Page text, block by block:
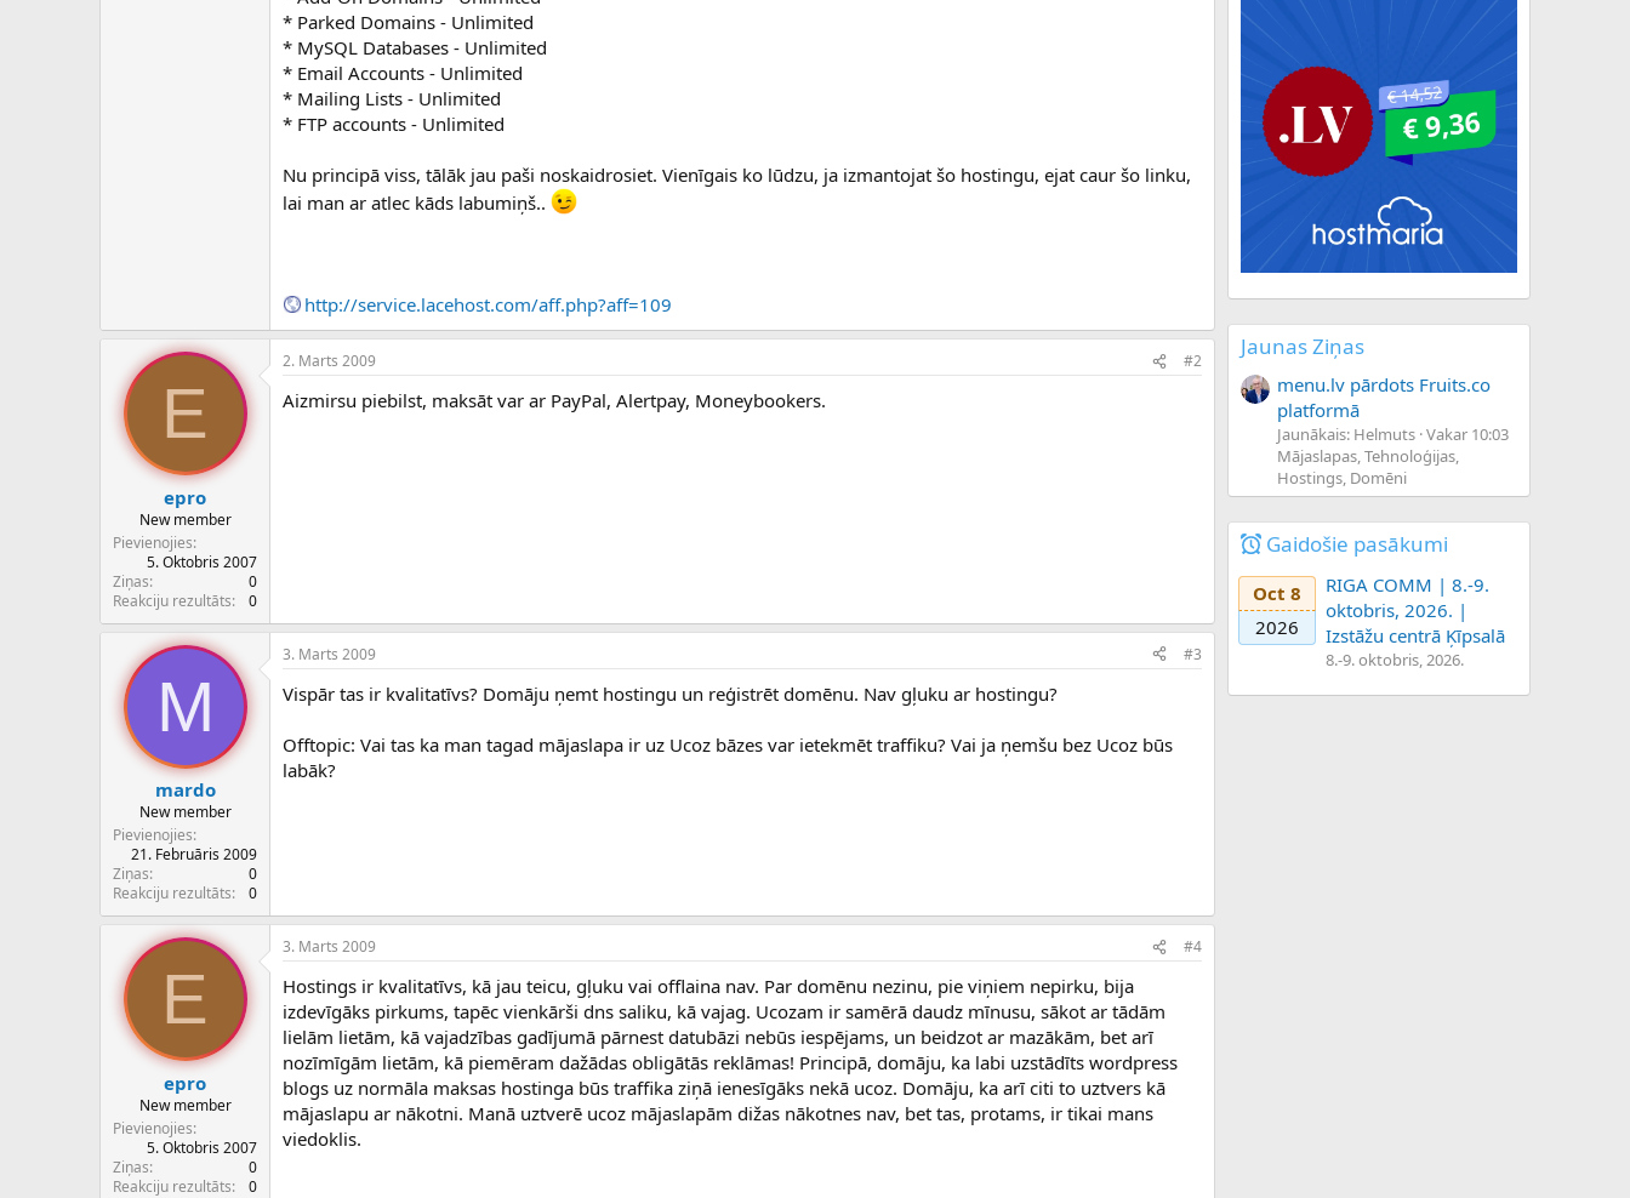
* Parked Domains - Unlimited
* MySQL Databases - Unlimited
* Email Accounts - Unlimited
* Mailing Lists - Unlimited
* FTP accounts - Unlimited
Nu principā viss, tālāk jau paši noskaidrosiet. Vienīgais ko lūdzu, ja izmantojat šo hostingu, ejat caur šo linku,
lai man ar atlec kāds labumiņš..
http://service.lacehost.com/aff.php?aff=109
E
epro
New member
Pievienojies
5. Oktobris 2007
Ziņas
0
Reakciju rezultāts
0
2. Marts 2009 #2
Aizmirsu piebilst, maksāt var ar PayPal, Alertpay, Moneybookers.
M
mardo
New member
Pievienojies
21. Februāris 2009
Ziņas
0
Reakciju rezultāts
0
3. Marts 2009 #3
Vispār tas ir kvalitatīvs? Domāju ņemt hostingu un reģistrēt domēnu. Nav gļuku ar hostingu?
Offtopic: Vai tas ka man tagad mājaslapa ir uz Ucoz bāzes var ietekmēt traffiku? Vai ja ņemšu bez Ucoz būs
labāk?
E
epro
New member
Pievienojies
5. Oktobris 2007
Ziņas
0
Reakciju rezultāts
0
3. Marts 2009 #4
Hostings ir kvalitatīvs, kā jau teicu, gļuku vai offlaina nav. Par domēnu nezinu, pie viņiem nepirku, bija
izdevīgāks pirkums, tapēc vienkārši dns saliku, kā vajag. Ucozam ir samērā daudz mīnusu, sākot ar tādām
lielām lietām, kā vajadzības gadījumā pārnest datubāzi nebūs iespējams, un beidzot ar mazākām, bet arī
nozīmīgām lietām, kā piemēram dažādas obligātās reklāmas! Principā, domāju, ka labi uzstādīts wordpress
blogs uz normāla maksas hostinga būs traffika ziņā ienesīgāks nekā ucoz. Domāju, ka arī citi to uztvers kā
mājaslapu ar nākotni. Manā uztverē ucoz mājaslapām dižas nākotnes nav, bet tas, protams, ir tikai mans
viedoklis.
Jaunas Ziņas
menu.lv pārdots Fruits.co
platformā
Jaunākais: Helmuts Vakar 10:03
Mājaslapas, Tehnoloģijas,
Hostings, Domēni
Gaidošie pasākumi
Oct 8
2026
RIGA COMM | 8.-9.
oktobris, 2026. |
Izstāžu centrā Ķīpsalā
8.-9. oktobris, 2026.